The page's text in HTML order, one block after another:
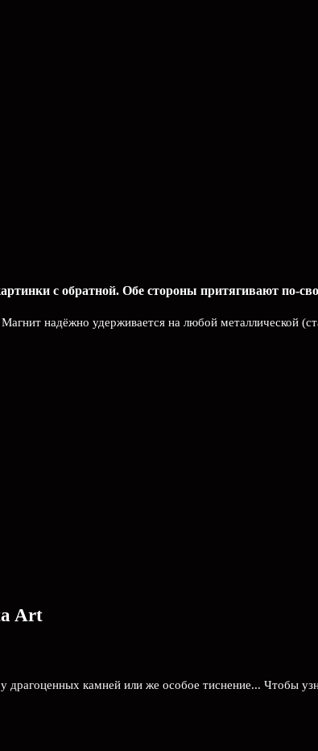
с обратной. Обе стороны притягивают по-
надёжно удерживается на любой металлической
Art
камней или же особое тиснение... Чтобы